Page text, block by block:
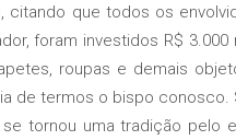
citando que todos os
foram investidos R$
roupas e demais
de termos o bispo
tornou uma tradição pelo